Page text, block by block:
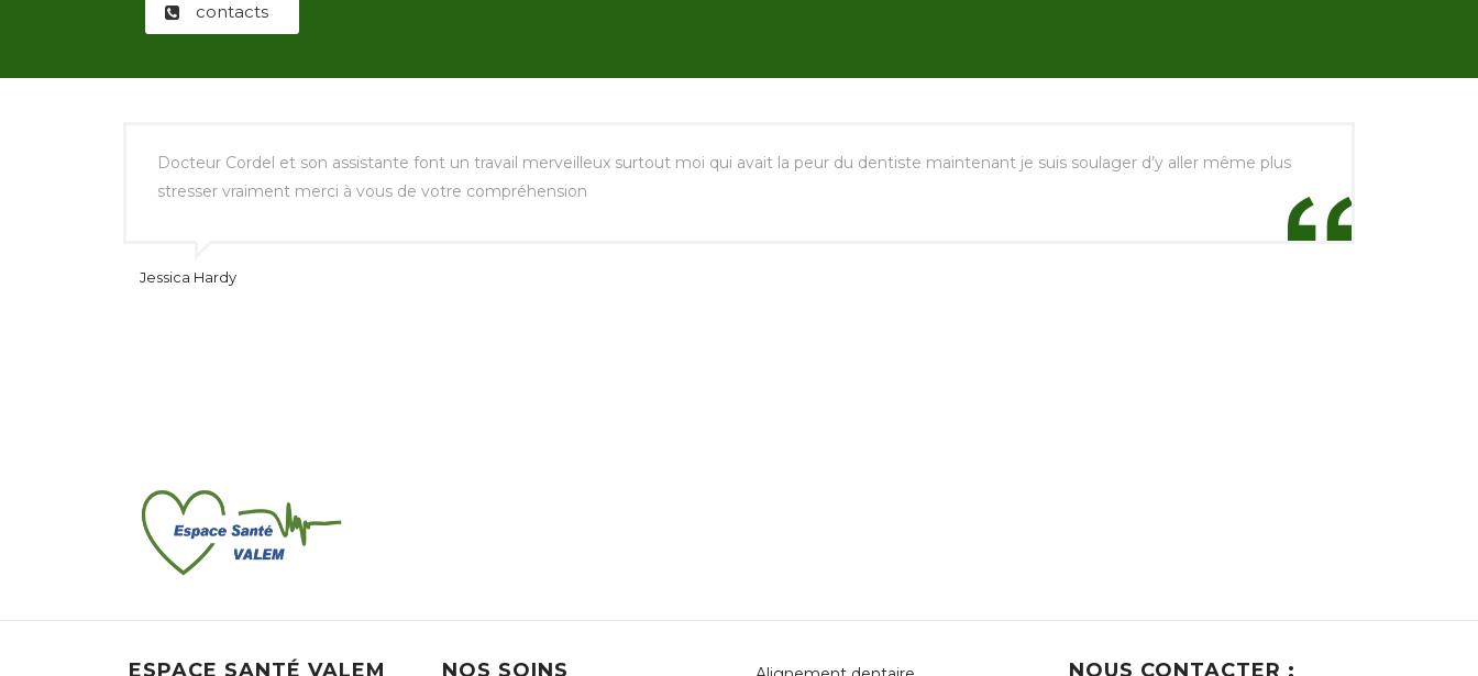
contacts
Docteur Cordel et son assistante font un travail merveilleux surtout moi qui avait la peur du dentiste maintenant je suis soulager d’y aller même plus
stresser vraiment merci à vous de votre compréhension
Jessica Hardy
ESPACE SANTÉ VALEM NOS SOINS NOUS CONTACTER :